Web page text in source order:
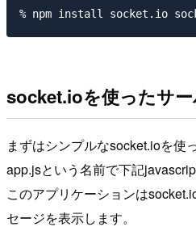
socket.ioを使ったサ
まずはシンプルなsocket.ioを使
app.jsという名前で下記
このアプリケーションは
セージを表示します。